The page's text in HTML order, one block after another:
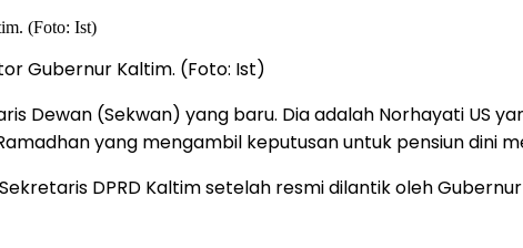
Gubernur Kaltim. (Foto: Ist)
Dewan (Sekwan) yang baru. Dia adalah Norhayati US
yang mengambil keputusan untuk pensiun dini
DPRD Kaltim setelah resmi dilantik oleh